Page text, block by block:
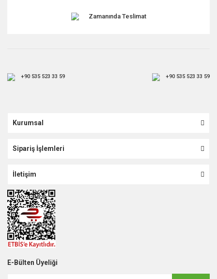
Zamanında Teslimat
+90 535 523 33 59 +90 535 523 33 59
Kurumsal
Sipariş İşlemleri
İletişim
E-Bülten Üyeliği